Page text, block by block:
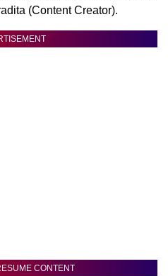
(Content Creator).
CONTENT